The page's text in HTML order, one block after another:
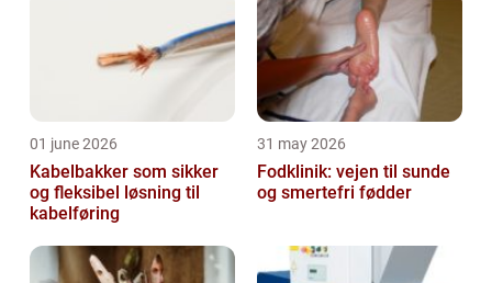
01 june 2026
Kabelbakker som sikker
og fleksibel løsning til
kabelføring
31 may 2026
Fodklinik: vejen til sunde
og smertefri fødder